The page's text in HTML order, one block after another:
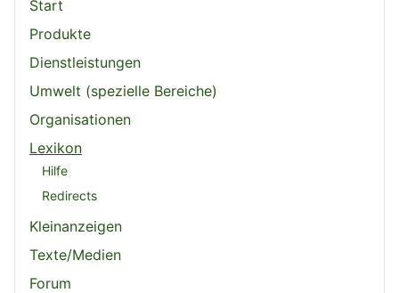
Start
Produkte
Dienstleistungen
Umwelt (spezielle Bereiche)
Organisationen
Lexikon
Hilfe
Redirects
Kleinanzeigen
Texte/Medien
Forum